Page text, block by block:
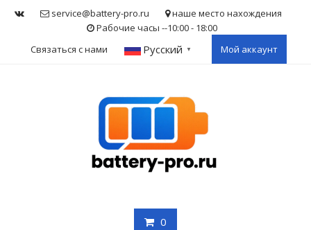
service@battery-pro.ru
наше место нахождения
Рабочие часы --10:00 - 18:00
Связаться с нами
Русский ▼ Мой аккаунт
0